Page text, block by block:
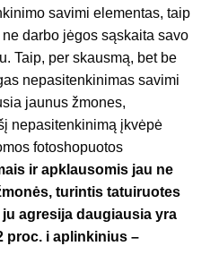
savimi elementas, taip
darbo jėgos sąskaita savo
Taip, per skausmą, bet be
nepasitenkinimas savimi
jaunus žmones,
nepasitenkinimą įkvėpė
fotoshopuotos
ir apklausomis jau ne
turintis tatuiruotes
agresija daugiausia yra
proc. i aplinkinius –